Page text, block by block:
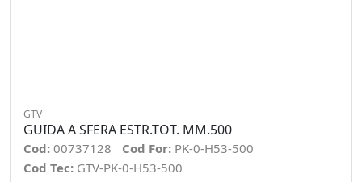
GTV
GUIDA A SFERA ESTR.TOT. MM.500
Cod: 00737128 Cod For: PK-0-H53-500
Cod Tec: GTV-PK-0-H53-500